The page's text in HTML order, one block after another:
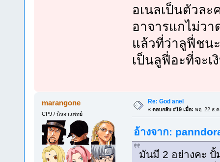
อเนลเป็นตัวละ
อาจารแกไม่ว
แล้วที่ว่าลูฟี่ชน
เป็นลูฟี่อะที่จะเ
marangone
CP9 / นินจาแพทย์
Re: God anel
« ตอบกลับ #19 เมื่อ: พฤ. 22 ธ.ค
อ้างจาก:
มันมี 2 อย่างคะ